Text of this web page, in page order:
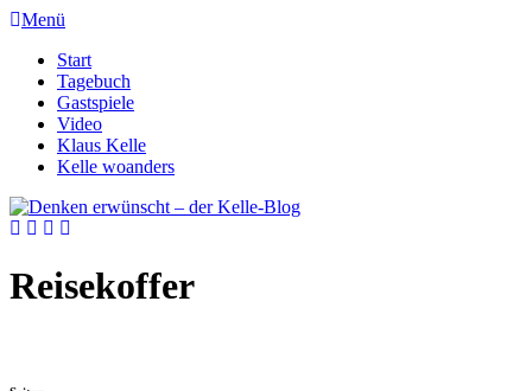
Menü
Start
Tagebuch
Gastspiele
Video
Klaus Kelle
Kelle woanders
Reisekoffer